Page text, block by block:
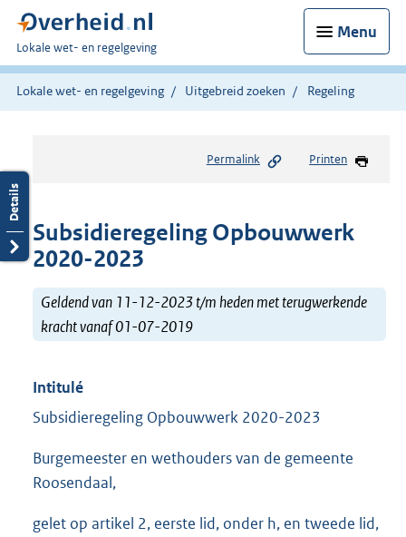
Menu
U
bent
hier:
Lokale wet- en regelgeving
Lokale wet- en regelgeving Uitgebreid zoeken Regeling
Permalink Printen
Subsidieregeling Opbouwwerk
2020-2023
Geldend van 11-12-2023 t/m heden met terugwerkende
kracht vanaf 01-07-2019
Intitulé
Subsidieregeling Opbouwwerk 2020-2023
Burgemeester en wethouders van de gemeente
Roosendaal,
gelet op artikel 2, eerste lid, onder h, en tweede lid,